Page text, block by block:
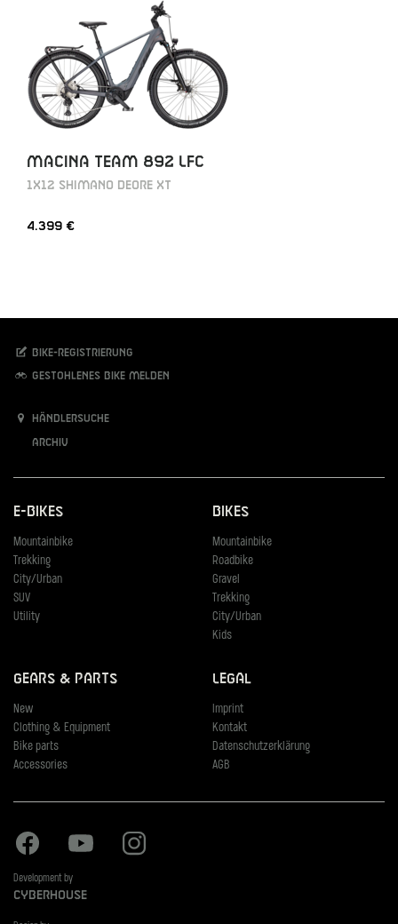
MACINA TEAM 892 LFC
1X12 SHIMANO DEORE XT
4.399 €
Bike-Registrierung
Gestohlenes Bike melden
Händlersuche
Archiv
E-Bikes
Mountainbike
Trekking
City/Urban
SUV
Utility
Bikes
Mountainbike
Roadbike
Gravel
Trekking
City/Urban
Kids
Gears & Parts
New
Clothing & Equipment
Bike parts
Accessories
Legal
Imprint
Kontakt
Datenschutzerklärung
AGB
Facebook Youtube
Development by
Cyberhouse